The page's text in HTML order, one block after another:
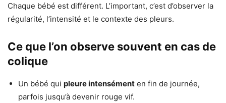
Chaque bébé est différent. L’important, c’est d’observer la
régularité, l’intensité et le contexte des pleurs.
Ce que l’on observe souvent en cas de
colique
Un bébé qui pleure intensément en fin de journée,
parfois jusqu’à devenir rouge vif.